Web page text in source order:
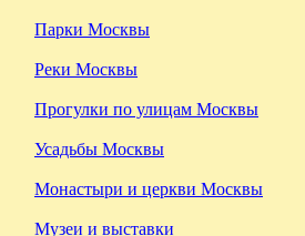
Парки Москвы
Реки Москвы
Прогулки по улицам Москвы
Усадьбы Москвы
Монастыри и церкви Москвы
Музеи и выставки